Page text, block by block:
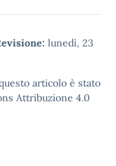
lunedì, 23
articolo è stato
Attribuzione 4.0